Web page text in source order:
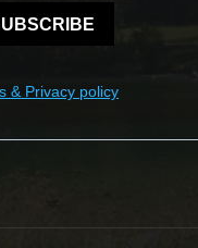
& Privacy policy